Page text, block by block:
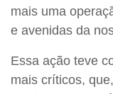
mais uma
e avenidas da
Essa ação teve
mais críticos,